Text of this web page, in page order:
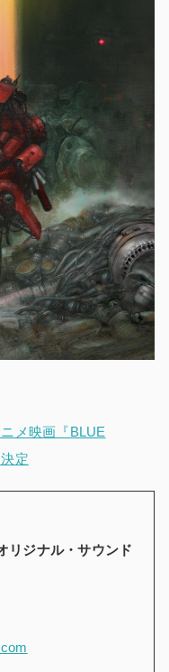
メ映画『BLUE
定
リジナル・サウンド